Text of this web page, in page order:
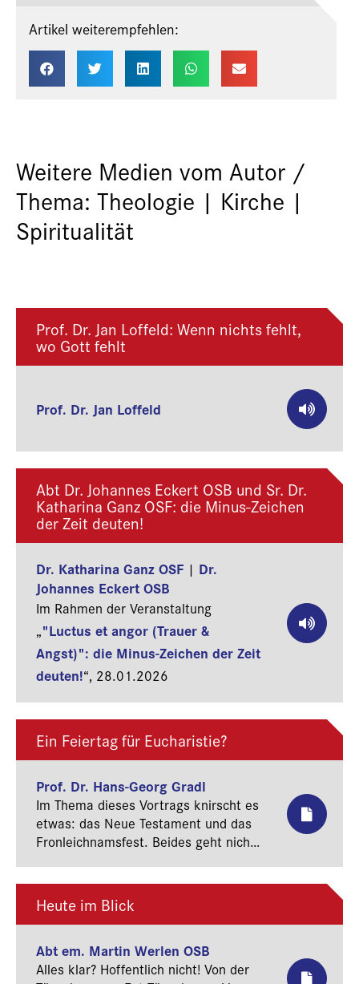
Artikel weiterempfehlen:
Weitere Medien vom Autor /
Thema: Theologie | Kirche |
Spiritualität
Prof. Dr. Jan Loffeld: Wenn nichts fehlt,
wo Gott fehlt
Prof. Dr. Jan Loffeld
Abt Dr. Johannes Eckert OSB und Sr. Dr.
Katharina Ganz OSF: die Minus-Zeichen
der Zeit deuten!
Dr. Katharina Ganz OSF | Dr.
Johannes Eckert OSB
Im Rahmen der Veranstaltung
„"Luctus et angor (Trauer &
Angst)": die Minus-Zeichen der Zeit
deuten!“, 28.01.2026
Ein Feiertag für Eucharistie?
Prof. Dr. Hans-Georg Gradl
Im Thema dieses Vortrags knirscht es
etwas: das Neue Testament und das
Fronleichnamsfest. Beides geht nicht
Jahrhundert stammt, das auf die
Vision der Augustinernonne Juliana
Urban IV. zum allgemeinen kirchlichen
Fest erhoben wurde. Dazwischen liegt
Heute im Blick
Abt em. Martin Werlen OSB
Alles klar? Hoffentlich nicht! Von der